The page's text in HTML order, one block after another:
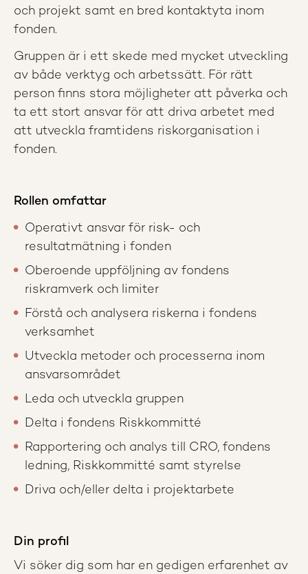
och projekt samt en bred kontaktyta inom
fonden.
Gruppen är i ett skede med mycket utveckling
av både verktyg och arbetssätt. För rätt
person finns stora möjligheter att påverka och
ta ett stort ansvar för att driva arbetet med
att utveckla framtidens riskorganisation i
fonden.
Rollen omfattar
Operativt ansvar för risk- och
resultatmätning i fonden
Oberoende uppföljning av fondens
riskramverk och limiter
Förstå och analysera riskerna i fondens
verksamhet
Utveckla metoder och processerna inom
ansvarsområdet
Leda och utveckla gruppen
Delta i fondens Riskkommitté
Rapportering och analys till CRO, fondens
ledning, Riskkommitté samt styrelse
Driva och/eller delta i projektarbete
Din profil
Vi söker dig som har en gedigen erfarenhet av